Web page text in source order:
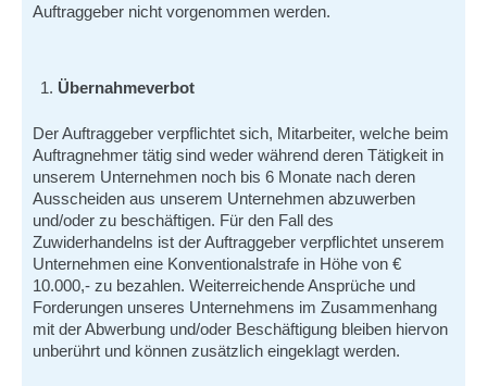
Auftraggeber nicht vorgenommen werden.
Übernahmeverbot
Der Auftraggeber verpflichtet sich, Mitarbeiter, welche beim
Auftragnehmer tätig sind weder während deren Tätigkeit in
unserem Unternehmen noch bis 6 Monate nach deren
Ausscheiden aus unserem Unternehmen abzuwerben
und/oder zu beschäftigen. Für den Fall des
Zuwiderhandelns ist der Auftraggeber verpflichtet unserem
Unternehmen eine Konventionalstrafe in Höhe von €
10.000,- zu bezahlen. Weiterreichende Ansprüche und
Forderungen unseres Unternehmens im Zusammenhang
mit der Abwerbung und/oder Beschäftigung bleiben hiervon
unberührt und können zusätzlich eingeklagt werden.